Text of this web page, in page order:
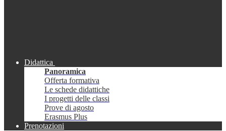
Didattica
Panoramica
Offerta formativa
Le schede didattiche
I progetti delle classi
Prove di agosto
Erasmus Plus
Prenotazioni